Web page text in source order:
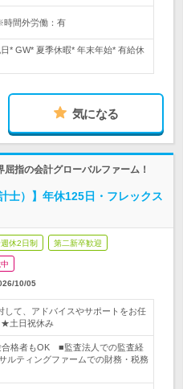
時間外労働：有
* GW* 夏季休暇* 年末年始* 有給休
気になる
指の会計グローバルファーム！
士）】年休125日・フレックス
休2日制 第二新卒歓迎
10/05
して、アドバイスやサポートをお任
土日祝休み
格者もOK ■監査法人での監査経
ルティングファームでの財務・税務